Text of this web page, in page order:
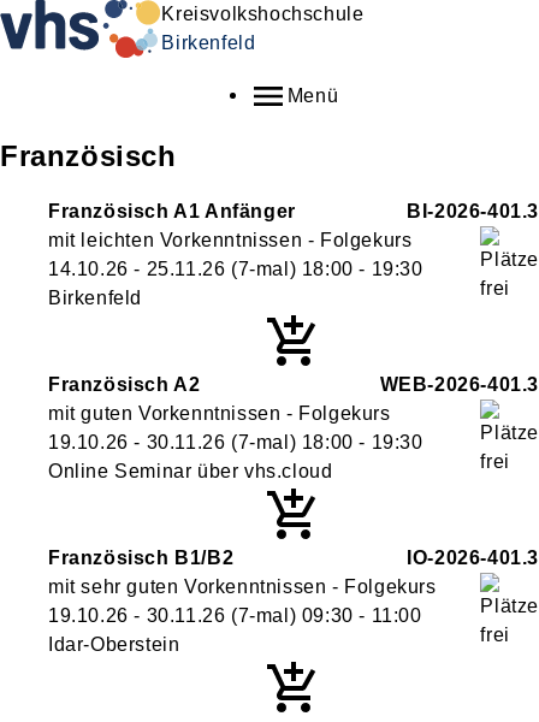
Kreisvolkshochschule
Birkenfeld
Menü
Französisch
Französisch A1 Anfänger
BI-2026-401.3
mit leichten Vorkenntnissen - Folgekurs
14.10.26 - 25.11.26 (7-mal) 18:00 - 19:30
Birkenfeld
Französisch A2
WEB-2026-401.3
mit guten Vorkenntnissen - Folgekurs
19.10.26 - 30.11.26 (7-mal) 18:00 - 19:30
Online Seminar über vhs.cloud
Französisch B1/B2
IO-2026-401.3
mit sehr guten Vorkenntnissen - Folgekurs
19.10.26 - 30.11.26 (7-mal) 09:30 - 11:00
Idar-Oberstein